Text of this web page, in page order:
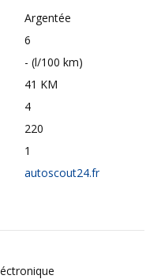
Argentée
6
- (l/100 km)
41 KM
4
220
1
autoscout24.fr